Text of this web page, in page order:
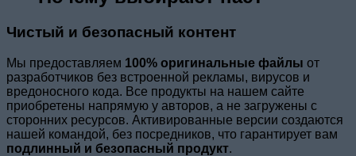
Чистый и безопасный контент
Мы предоставляем 100% оригинальные файлы от
разработчиков без встроенной рекламы, вирусов и
вредоносного кода. Все продукты на нашем сайте
приобретены напрямую у авторов, а не загружены с
сторонних ресурсов. Активированные версии создаются
нашей командой, без посредников, что гарантирует вам
подлинный и безопасный продукт.